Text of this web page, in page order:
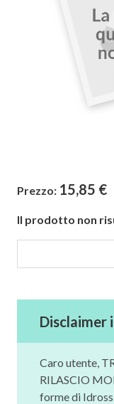
Prezzo: 15,85 €
Il prodotto non
Caro utente,
RILASCIO
forme di